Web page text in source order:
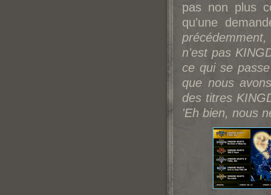
pas non plus
qu'une
n'est pas
ce qui se
que nous
des titres
'Eh bien, nous